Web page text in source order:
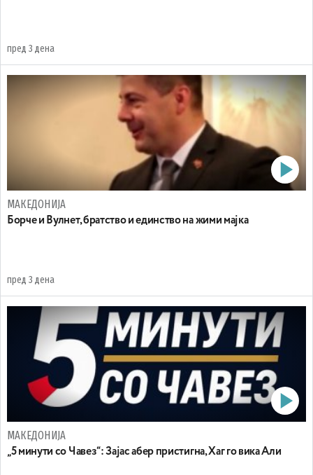
пред 3 дена
МАКЕДОНИЈА
Борче и Вулнет, братство и единство на жими мајка
пред 3 дена
МАКЕДОНИЈА
„5 минути со Чавез“: Зајас абер пристигна, Хаг го вика Али